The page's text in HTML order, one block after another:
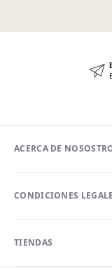
ACERCA DE
CONDICIONES
TIENDAS